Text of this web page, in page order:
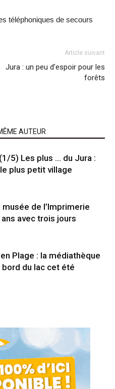
téléphoniques de secours
Article suivant
Jura : un peu d’espoir pour les
forêts
AUTEUR
5) Les plus … du Jura :
plus petit village
musée de l’Imprimerie
avec trois jours
Plage : la médiathèque
bord du lac cet été